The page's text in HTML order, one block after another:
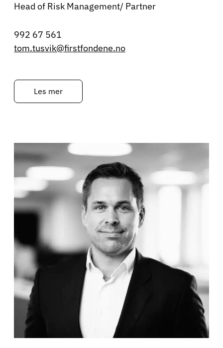
Head of Risk Management/ Partner
992 67 561
tom.tusvik@firstfondene.no
Les mer